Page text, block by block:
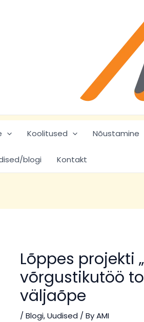
Koolitused Nõustamine
blogi Kontakt
Lõppes projekti
võrgustikutöö
väljaõpe
/Blogi,Uudised / ByAMI